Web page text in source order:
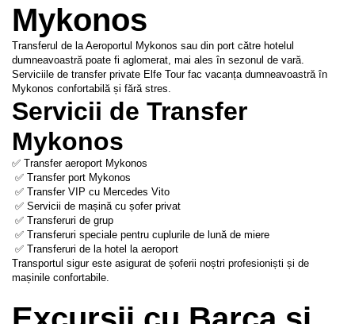
Mykonos
Transferul de la Aeroportul Mykonos sau din port către hotelul
dumneavoastră poate fi aglomerat, mai ales în sezonul de vară.
Serviciile de transfer private Elfe Tour fac vacanța dumneavoastră în
Mykonos confortabilă și fără stres.
Servicii de Transfer
Mykonos
✅ Transfer aeroport Mykonos
✅ Transfer port Mykonos
✅ Transfer VIP cu Mercedes Vito
✅ Servicii de mașină cu șofer privat
✅ Transferuri de grup
✅ Transferuri speciale pentru cuplurile de lună de miere
✅ Transferuri de la hotel la aeroport
Transportul sigur este asigurat de șoferii noștri profesioniști și de
mașinile confortabile.